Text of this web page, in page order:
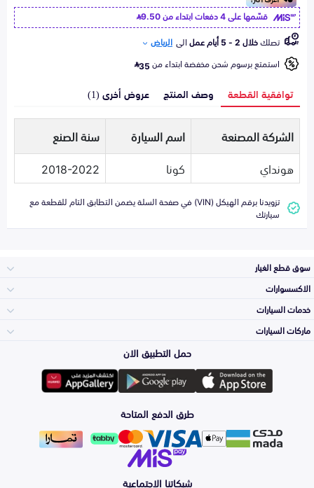
قسّمها على 4 دفعات ابتداء من
9.50
تصلكخلال 2 - 5 أيام عمل الى الرياض
استمتع برسوم شحن مخفضة ابتداء من35
توافقية القطعة وصف المنتج عروض أخرى (1)
الشركة المصنعة اسم السيارة
سنة الصنع
هونداي
كونا 2018-2022
تزويدنا برقم الهيكل (VIN) في صفحة السلة يضمن التطابق التام للقطعة مع
سيارتك
سوق قطع الغيار
المكائن، القيرات
وملحقاتها
الشمعات
والاصطبات (الاضاءة)
الفرامل والأقمشة
الاكسسوارات
لوازم الرحلات
اكسسوارات العناية
خدمات السيارات
الأكثر مبيعاً
التلميع والعناية
ماركات السيارات
تويوتا
هيونداي
كيا
حمل التطبيق الان
طرق الدفع المتاحة
شبكاتنا الاجتماعية